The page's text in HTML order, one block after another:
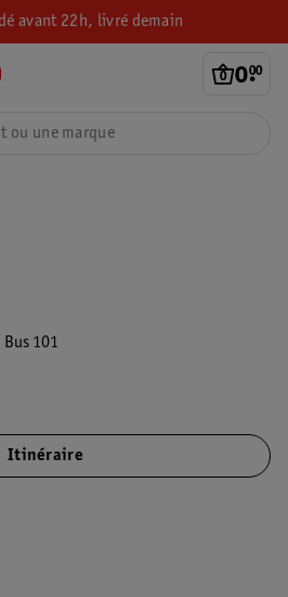
avant 22h, livré demain
0.
00
Bus 101
Itinéraire